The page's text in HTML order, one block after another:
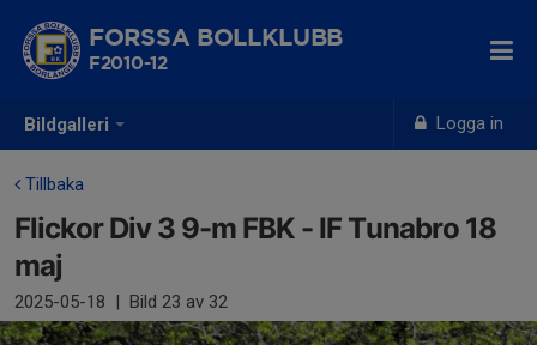
Bildgalleri Logga in
FORSSA BOLLKLUBB
F2010-12
Tillbaka
Flickor Div 3 9-m FBK - IF Tunabro 18
maj
2025-05-18 | Bild 23 av 32